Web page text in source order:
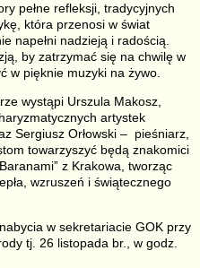
pełne refleksji, tradycyjnych
która przenosi w świat
napełni nadzieją i radością.
by zatrzymać się na chwilę w
w pięknie muzyki na żywo.
wystąpi Urszula Makosz,
artystek
Sergiusz Orłowski – pieśniarz,
towarzyszyć będą znakomici
z Krakowa, tworząc
wzruszeń i świątecznego
w sekretariacie GOK przy
tj. 26 listopada br., w godz.